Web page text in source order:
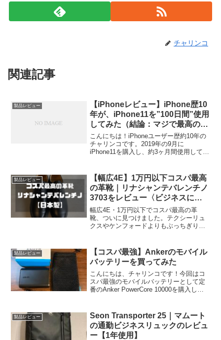
チャリンコ
関連記事
製品レビュー
【iPhoneレビュー】iPhone歴10
年が、iPhone11を”100日間”使用
してみた（結論：マジで最高の相
棒）
こんにちは！iPhoneユーザー歴約10年の
チャリンコです。2019年の9月に
iPhone11を購入し、約3ヶ月間使用してき
本記事は、細かなスペック比較と...
製品レビュー
【幅広4E】1万円以下コスパ最高
の革靴｜リナシャンテバレンチノ
3703をレビュー〈ビジネスにも
カジュアルにも使える日本製の革
靴〉
幅広4E・1万円以下でコスパ最高の革
靴、ついに見つけました。テクシーリュ
クスやケンフォードよりもぶっちぎりで
なのか在庫がぜんぜん無い・・・代わり
はないかとネットで評...
製品レビュー
【コスパ最強】Ankerのモバイル
バッテリーを買ってみた
こんにちは、チャリンコです！今回はコ
スパ最強のモバイルバッテリーとして定
番のAnker PowerCore 10000を購入した
『モバイルバッテリーをとりあえずひと
つ持っ...
製品レビュー
Seon Transporter 25｜マムート
の通勤ビジネスリュックのレビュ
ー【1年使用】